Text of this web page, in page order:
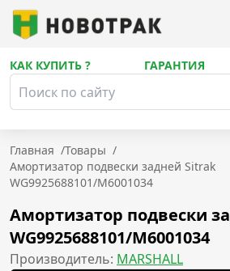
КАК КУПИТЬ ? ГАРАНТИЯ
Главная /Товары /
Амортизатор подвески задней Sitrak
WG9925688101/M6001034
Амортизатор подвески
WG9925688101/M6001034
Производитель: MARSHALL